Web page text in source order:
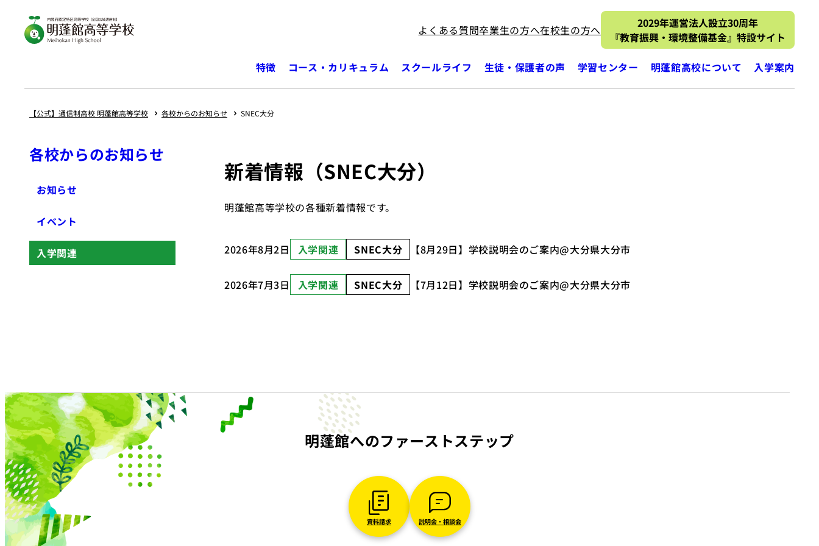
特徴 コース・カリキュラム スクールライフ 生徒・保護者の声 学習センター 明蓬館高校について 入学案内
よくある質問卒業生の方へ在校生の方へ
2029年運営法人設立30周年
『教育振興・環境整備基金』特設サイト
【公式】通信制高校 明蓬館高等学校 各校からのお知らせ SNEC大分
新着情報（SNEC大分）
明蓬館高等学校の各種新着情報です。
2026年8月2日 入学関連 SNEC大分 【8月29日】学校説明会のご案内@大分県大分市
2026年7月3日 入学関連 SNEC大分 【7月12日】学校説明会のご案内@大分県大分市
各校からのお知らせ
お知らせ
イベント
入学関連
明蓬館へのファーストステップ
資料請求 説明会・相談会